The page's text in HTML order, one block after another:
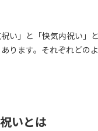
い」と「快気内祝い」
ります。それぞれどの
いとは